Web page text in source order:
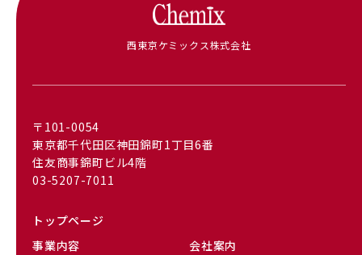
西東京ケミックス株式会社
〒101-0054
東京都千代田区神田錦町1丁目6番
住友商事錦町ビル4階
03-5207-7011
トップページ
事業内容
会社案内